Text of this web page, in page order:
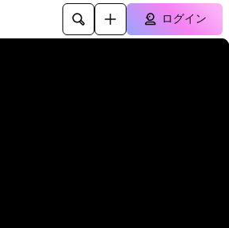
ップ
ログイン